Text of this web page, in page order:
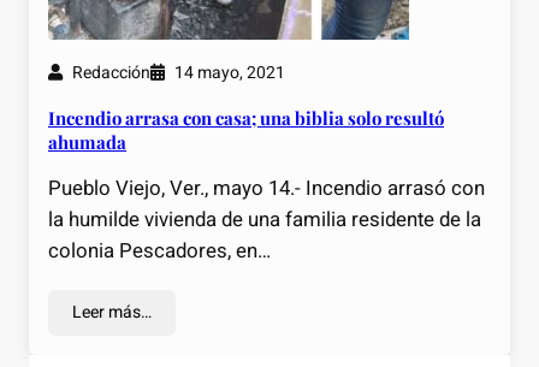
Redacción 14 mayo, 2021
Incendio arrasa con casa; una biblia solo resultó
ahumada
Pueblo Viejo, Ver., mayo 14.- Incendio arrasó con
la humilde vivienda de una familia residente de la
colonia Pescadores, en…
Leer más…